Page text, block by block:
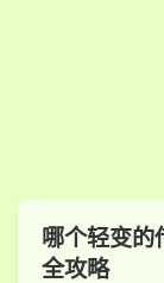
哪个轻变的
全攻略